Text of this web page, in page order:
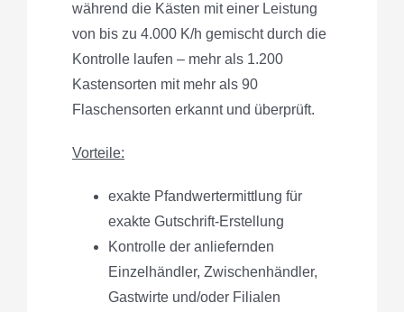
während die Kästen mit einer Leistung
von bis zu 4.000 K/h gemischt durch die
Kontrolle laufen – mehr als 1.200
Kastensorten mit mehr als 90
Flaschensorten erkannt und überprüft.
Vorteile:
exakte Pfandwertermittlung für
exakte Gutschrift-Erstellung
Kontrolle der anliefernden
Einzelhändler, Zwischenhändler,
Gastwirte und/oder Filialen